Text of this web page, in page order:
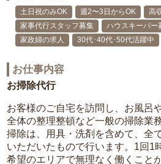
土日祝のみOK 週2〜3日からOK 高
家事代行スタッフ募集
ハウスキーパー
家政婦の求人
30代･40代･50代活躍中
お仕事内容
お掃除代行
お客様のご自宅を訪問し、お風呂
全体の整理整頓など一般の掃除業
掃除は、用具・洗剤を含めて、全
いただいたもので行います。1回1
希望のエリアで無理なく働くこと